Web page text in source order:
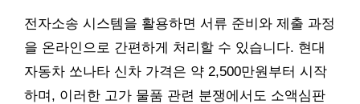
전자소송 시스템을 활용하면 서류 준비와 제출 과정
을 온라인으로 간편하게 처리할 수 있습니다. 현대
자동차 쏘나타 신차 가격은 약 2,500만원부터 시작
하며, 이러한 고가 물품 관련 분쟁에서도 소액심판